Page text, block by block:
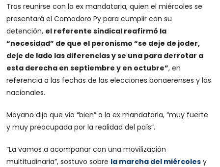
Tras reunirse con la ex mandataria, quien el miércoles se
presentará el Comodoro Py para cumplir con su
detención, el referente sindical reafirmó la
“necesidad” de que el peronismo “se deje de joder,
deje de lado las diferencias y se una para derrotar a
esta derecha en septiembre y en octubre”, en
referencia a las fechas de las elecciones bonaerenses y las
nacionales.
Moyano dijo que vio “bien” a la ex mandataria, “muy fuerte
y muy preocupada por la realidad del país”.
“La vamos a acompañar con una movilización
multitudinaria”, sostuvo sobre la marcha del miércoles y